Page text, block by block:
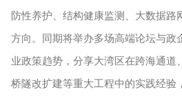
防性养护、结构健康监测、大数据路
方向。同期将举办多场高端论坛与政
业政策趋势，分享大湾区在跨海通道
桥隧改扩建等重大工程中的实践经验